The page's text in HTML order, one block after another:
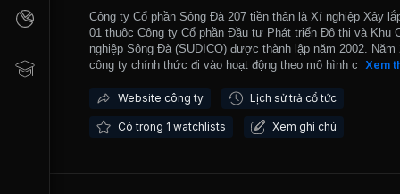
Công ty Cổ phần Sông Đà 207 tiền thân là Xí nghiệp Xây
01 thuộc Công ty Cổ phần Đầu tư Phát triển Đô thị và Khu
nghiệp Sông Đà (SUDICO) được thành lập năm 2002. Năm
công ty chính thức đi vào hoạt động theo mô hình công ty
các công trình dân dụng. Phần lớn doanh thu của công ty tập
ty là đối tác của những nhà thầu, nhà quản lý dự án có uy
là một trong số ít các công ty xây dựng trên cả nước có
Xem
Website công ty Lịch sử trả cổ tức
Có trong 1 watchlists Xem ghi chú